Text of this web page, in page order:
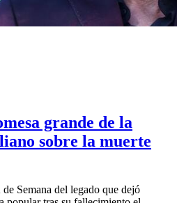
grande de la
sobre la muerte
Semana del legado que dejó